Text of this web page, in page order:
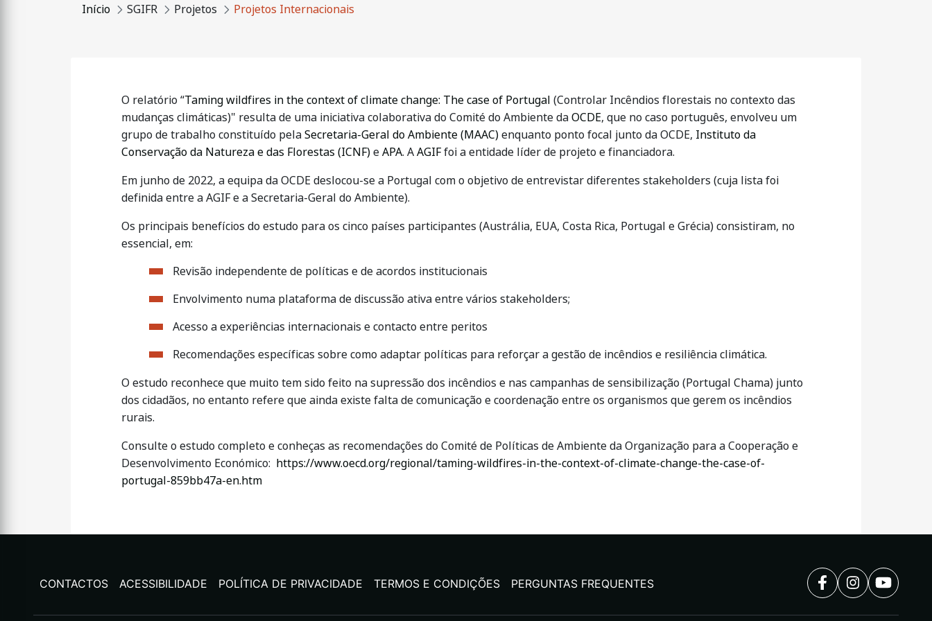
Início SGIFR Projetos Projetos Internacionais
O relatório “Taming wildfires in the context of climate change: The case of Portugal (Controlar Incêndios florestais no contexto das
mudanças climáticas)" resulta de uma iniciativa colaborativa do Comité do Ambiente daOCDE, que no caso português, envolveu um
grupo de trabalho constituído pelaSecretaria-Geral do Ambiente (MAAC)enquanto ponto focal junto da OCDE, Instituto da
Conservação da Natureza e das Florestas (ICNF)eAPA. AAGIFfoi a entidade líder de projeto e financiadora.
Em junho de 2022, a equipa da OCDE deslocou-se a Portugal com o objetivo de entrevistar diferentes stakeholders (cuja lista foi
definida entre a AGIF e a Secretaria-Geral do Ambiente).
Os principais benefícios do estudo para os cinco países participantes (Austrália, EUA, Costa Rica, Portugal e Grécia) consistiram, no
essencial, em:
Revisão independente de políticas e de acordos institucionais
Envolvimento numa plataforma de discussão ativa entre vários stakeholders;
Acesso a experiências internacionais e contacto entre peritos
Recomendações específicas sobre como adaptar políticas para reforçar a gestão de incêndios e resiliência climática.
O estudo reconhece que muito tem sido feito na supressão dos incêndios e nas campanhas de sensibilização (Portugal Chama) junto
dos cidadãos, no entanto refere que ainda existe falta de comunicação e coordenação entre os organismos que gerem os incêndios
rurais.
Consulte o estudo completo e conheças as recomendações do Comité de Políticas de Ambiente da Organização para a Cooperação e
Desenvolvimento Económico: https://www.oecd.org/regional/taming-wildfires-in-the-context-of-climate-change-the-case-of-
portugal-859bb47a-en.htm
CONTACTOS ACESSIBILIDADE POLÍTICA DE PRIVACIDADE TERMOS E CONDIÇÕES PERGUNTAS FREQUENTES